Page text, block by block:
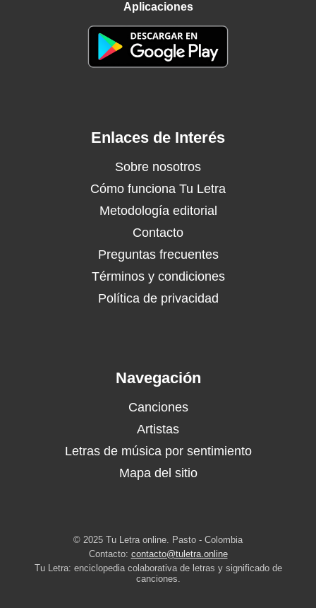
Aplicaciones
Enlaces de Interés
Sobre nosotros
Cómo funciona Tu Letra
Metodología editorial
Contacto
Preguntas frecuentes
Términos y condiciones
Política de privacidad
Navegación
Canciones
Artistas
Letras de música por sentimiento
Mapa del sitio
© 2025 Tu Letra online. Pasto - Colombia
Contacto: contacto@tuletra.online
Tu Letra: enciclopedia colaborativa de letras y significado de
canciones.